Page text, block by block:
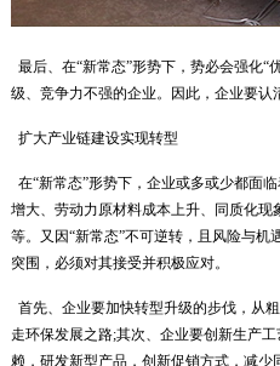
最后、在“新常态”形势下，势必会强化“
级、竞争力不强的企业。因此，企业要认
扩大产业链建设实现转型
在“新常态”形势下，企业或多或少都面
增大、劳动力原材料成本上升、同质化
等。又因“新常态”不可逆转，且风险与机
突围，必须对其接受并积极应对。
首先、企业要加快转型升级的步伐，从
走环保发展之路;其次、企业要创新生产
赖，研发新型产品，创新促销方式，减